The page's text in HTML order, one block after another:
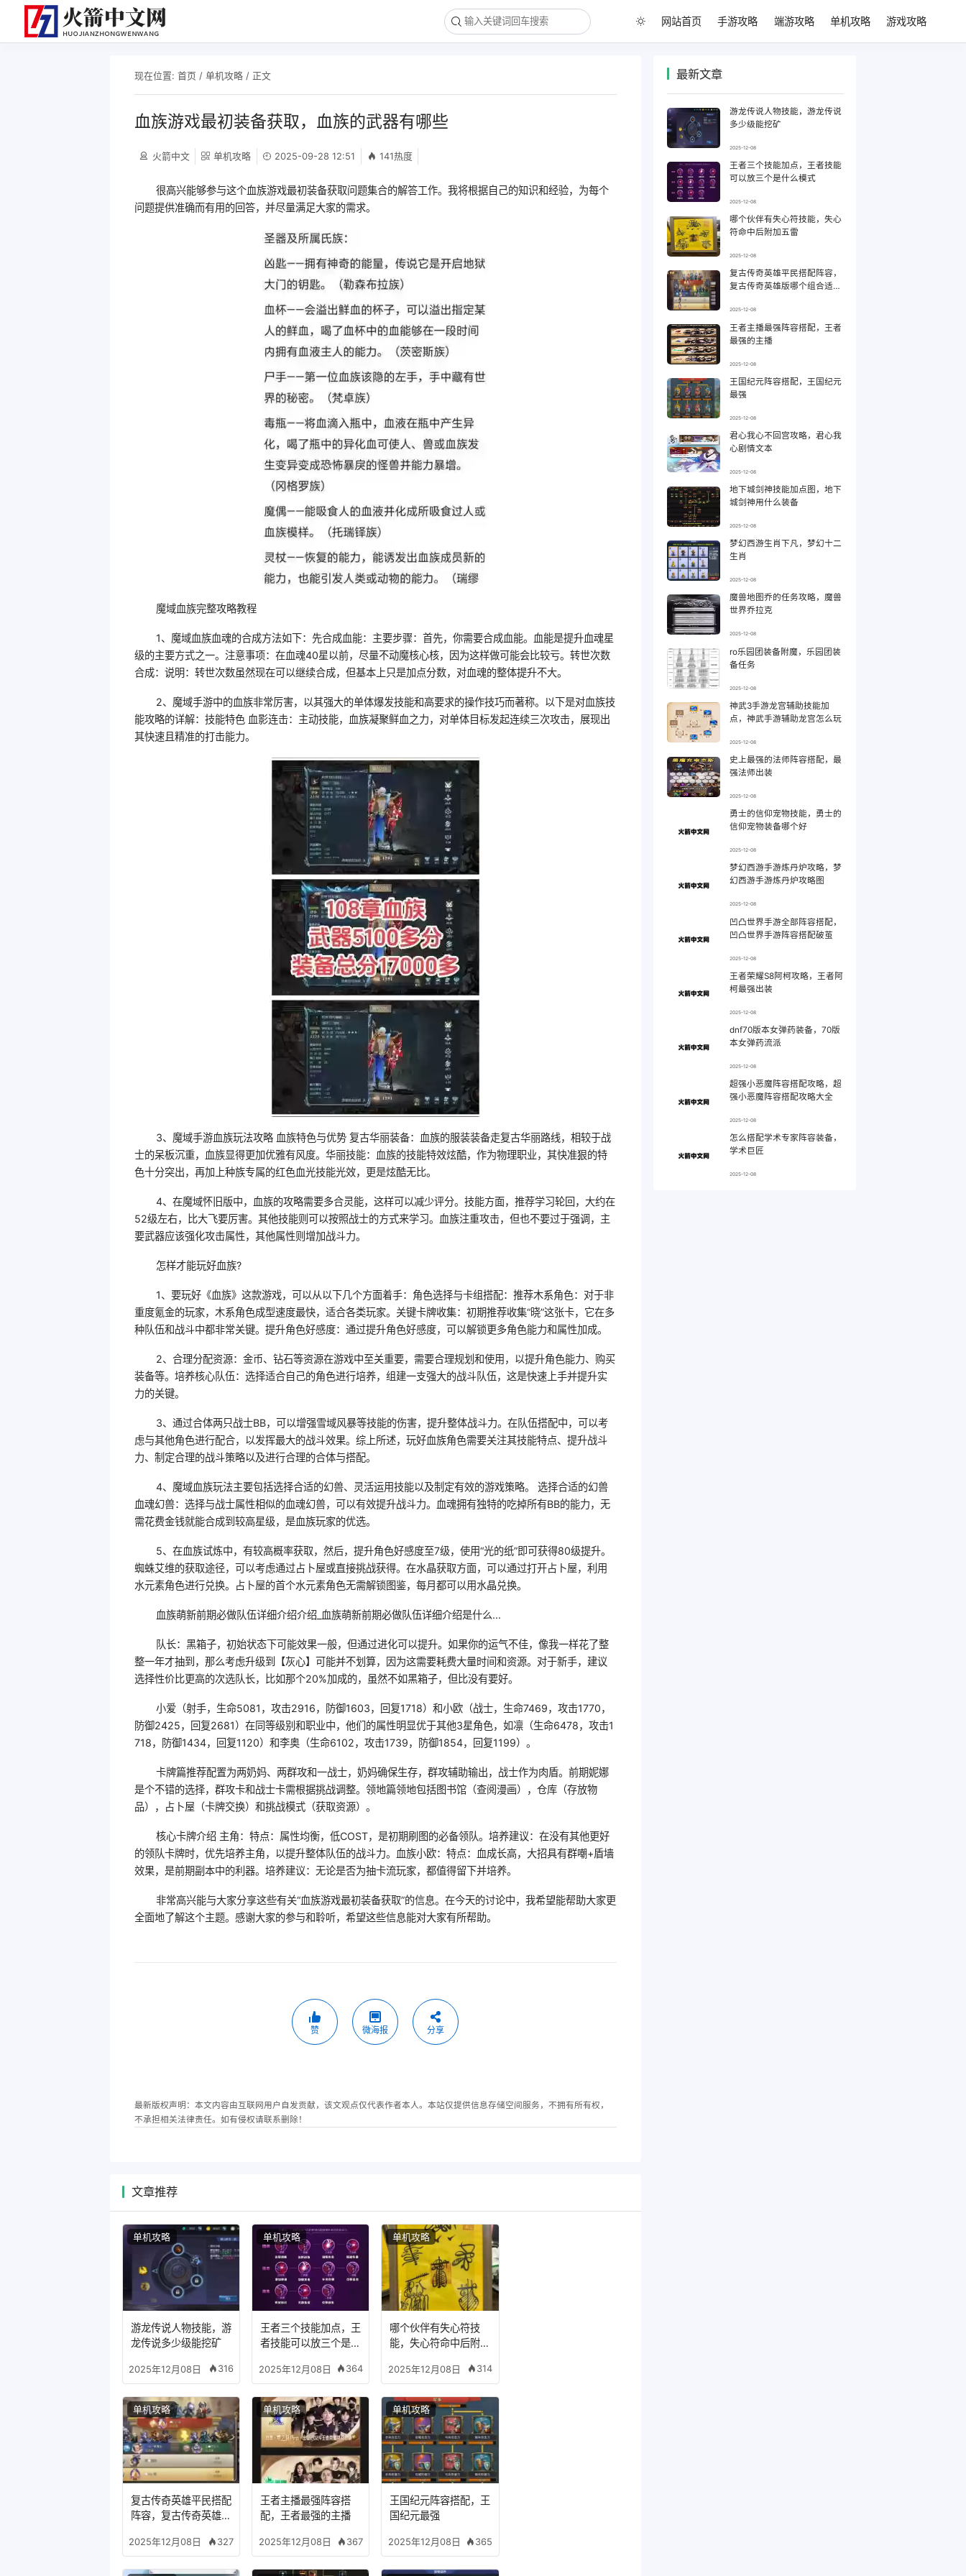
网站首页 手游攻略 端游攻略 单机攻略 游戏攻略
现在位置: 首页 / 单机攻略/ 正文
血族游戏最初装备获取，血族的武器有哪些
火箭中文 单机攻略 2025-09-28 12:51 141热度
很高兴能够参与这个血族游戏最初装备获取问题集合的解答工作。我将根据自己的知识和经验，为每个
问题提供准确而有用的回答，并尽量满足大家的需求。
魔域血族完整攻略教程
1、魔域血族血魂的合成方法如下：先合成血能：主要步骤：首先，你需要合成血能。血能是提升血魂星
级的主要方式之一。注意事项：在血魂40星以前，尽量不动魔核心核，因为这样做可能会比较亏。转世次数
合成：说明：转世次数虽然现在可以继续合成，但基本上只是加点分数，对血魂的整体提升不大。
2、魔域手游中的血族非常厉害，以其强大的单体爆发技能和高要求的操作技巧而著称。以下是对血族技
能攻略的详解：技能特色 血影连击：主动技能，血族凝聚鲜血之力，对单体目标发起连续三次攻击，展现出
其快速且精准的打击能力。
3、魔域手游血族玩法攻略 血族特色与优势 复古华丽装备：血族的服装装备走复古华丽路线，相较于战
士的呆板沉重，血族显得更加优雅有风度。华丽技能：血族的技能特效炫酷，作为物理职业，其快准狠的特
色十分突出，再加上种族专属的红色血光技能光效，更是炫酷无比。
4、在魔域怀旧版中，血族的攻略需要多合灵能，这样可以减少评分。技能方面，推荐学习轮回，大约在
52级左右，比大飞要厉害。其他技能则可以按照战士的方式来学习。血族注重攻击，但也不要过于强调，主
要武器应该强化攻击属性，其他属性则增加战斗力。
怎样才能玩好血族?
1、要玩好《血族》这款游戏，可以从以下几个方面着手：角色选择与卡组搭配：推荐木系角色：对于非
重度氪金的玩家，木系角色成型速度最快，适合各类玩家。关键卡牌收集：初期推荐收集“晓”这张卡，它在多
种队伍和战斗中都非常关键。提升角色好感度：通过提升角色好感度，可以解锁更多角色能力和属性加成。
2、合理分配资源：金币、钻石等资源在游戏中至关重要，需要合理规划和使用，以提升角色能力、购买
装备等。培养核心队伍：选择适合自己的角色进行培养，组建一支强大的战斗队伍，这是快速上手并提升实
力的关键。
3、通过合体两只战士BB，可以增强雪域风暴等技能的伤害，提升整体战斗力。在队伍搭配中，可以考
虑与其他角色进行配合，以发挥最大的战斗效果。综上所述，玩好血族角色需要关注其技能特点、提升战斗
力、制定合理的战斗策略以及进行合理的合体与搭配。
4、魔域血族玩法主要包括选择合适的幻兽、灵活运用技能以及制定有效的游戏策略。 选择合适的幻兽
血魂幻兽：选择与战士属性相似的血魂幻兽，可以有效提升战斗力。血魂拥有独特的吃掉所有BB的能力，无
需花费金钱就能合成到较高星级，是血族玩家的优选。
5、在血族试炼中，有较高概率获取，然后，提升角色好感度至7级，使用“光的纸”即可获得80级提升。
蜘蛛艾维的获取途径，可以考虑通过占卜屋或直接挑战获得。在水晶获取方面，可以通过打开占卜屋，利用
水元素角色进行兑换。占卜屋的首个水元素角色无需解锁图鉴，每月都可以用水晶兑换。
血族萌新前期必做队伍详细介绍介绍_血族萌新前期必做队伍详细介绍是什么...
队长：黑箱子，初始状态下可能效果一般，但通过进化可以提升。如果你的运气不佳，像我一样花了整
整一年才抽到，那么考虑升级到【灰心】可能并不划算，因为这需要耗费大量时间和资源。对于新手，建议
选择性价比更高的次选队长，比如那个20%加成的，虽然不如黑箱子，但比没有要好。
小爱（射手，生命5081，攻击2916，防御1603，回复1718）和小欧（战士，生命7469，攻击1770，
防御2425，回复2681）在同等级别和职业中，他们的属性明显优于其他3星角色，如凛（生命6478，攻击1
718，防御1434，回复1120）和李奥（生命6102，攻击1739，防御1854，回复1199）。
卡牌篇推荐配置为两奶妈、两群攻和一战士，奶妈确保生存，群攻辅助输出，战士作为肉盾。前期妮娜
是个不错的选择，群攻卡和战士卡需根据挑战调整。领地篇领地包括图书馆（查阅漫画），仓库（存放物
品），占卜屋（卡牌交换）和挑战模式（获取资源）。
核心卡牌介绍 主角：特点：属性均衡，低COST，是初期刷图的必备领队。培养建议：在没有其他更好
的领队卡牌时，优先培养主角，以提升整体队伍的战斗力。血族小欧：特点：血成长高，大招具有群嘲+盾墙
效果，是前期副本中的利器。培养建议：无论是否为抽卡流玩家，都值得留下并培养。
非常高兴能与大家分享这些有关“血族游戏最初装备获取”的信息。在今天的讨论中，我希望能帮助大家更
全面地了解这个主题。感谢大家的参与和聆听，希望这些信息能对大家有所帮助。
赞 微海报 分享
最新版权声明：本文内容由互联网用户自发贡献，该文观点仅代表作者本人。本站仅提供信息存储空间服务，不拥有所有权，
不承担相关法律责任。如有侵权请联系删除！
文章推荐
游龙传说人物技能，游
龙传说多少级能挖矿
2025年12月08日 316
单机攻略
王者三个技能加点，王
者技能可以放三个是什
2025年12月08日 364
单机攻略
哪个伙伴有失心符技
能，失心符命中后附加
2025年12月08日 314
单机攻略
复古传奇英雄平民搭配
阵容，复古传奇英雄版
2025年12月08日 327
单机攻略
王者主播最强阵容搭
配，王者最强的主播
2025年12月08日 367
单机攻略
王国纪元阵容搭配，王
国纪元最强
2025年12月08日 365
单机攻略
最新文章
游龙传说人物技能，游龙传说
多少级能挖矿
2025-12-08
王者三个技能加点，王者技能
可以放三个是什么模式
2025-12-08
哪个伙伴有失心符技能，失心
符命中后附加五雷
2025-12-08
复古传奇英雄平民搭配阵容，
复古传奇英雄版哪个组合适合
2025-12-08
王者主播最强阵容搭配，王者
最强的主播
2025-12-08
王国纪元阵容搭配，王国纪元
最强
2025-12-08
君心我心不回宫攻略，君心我
心剧情文本
2025-12-08
地下城剑神技能加点图，地下
城剑神用什么装备
2025-12-08
梦幻西游生肖下凡，梦幻十二
生肖
2025-12-08
魔兽地图乔的任务攻略，魔兽
世界乔拉克
2025-12-08
ro乐园团装备附魔，乐园团装
备任务
2025-12-08
神武3手游龙宫辅助技能加
点，神武手游辅助龙宫怎么玩
2025-12-08
史上最强的法师阵容搭配，最
强法师出装
2025-12-08
勇士的信仰宠物技能，勇士的
信仰宠物装备哪个好
2025-12-08
梦幻西游手游炼丹炉攻略，梦
幻西游手游炼丹炉攻略图
2025-12-08
凹凸世界手游全部阵容搭配，
凹凸世界手游阵容搭配破茧
2025-12-08
王者荣耀S8阿柯攻略，王者阿
柯最强出装
2025-12-08
dnf70版本女弹药装备，70版
本女弹药流派
2025-12-08
超强小恶魔阵容搭配攻略，超
强小恶魔阵容搭配攻略大全
2025-12-08
怎么搭配学术专家阵容装备，
学术巨匠
2025-12-08